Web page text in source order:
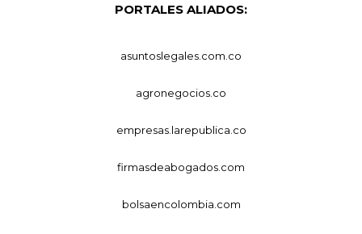
PORTALES ALIADOS:
asuntoslegales.com.co
agronegocios.co
empresas.larepublica.co
firmasdeabogados.com
bolsaencolombia.com